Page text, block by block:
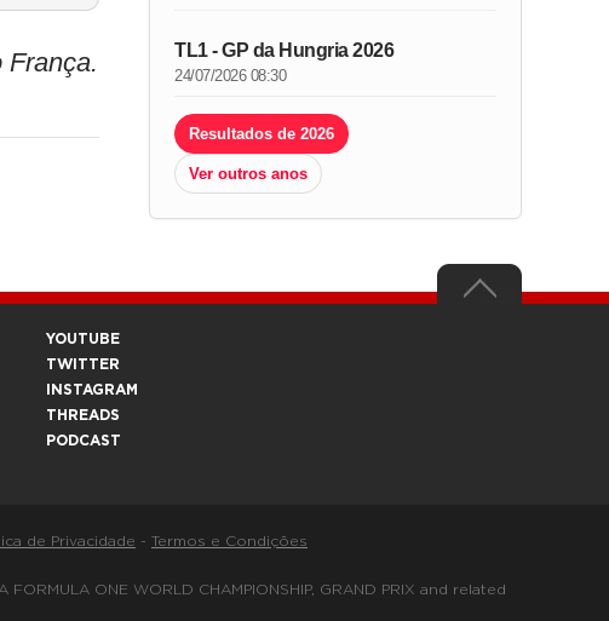
França. TL1 - GP da Hungria 2026
24/07/2026 08:30
Resultados de 2026
Ver outros anos
YOUTUBE
TWITTER
INSTAGRAM
THREADS
PODCAST
de Privacidade - Termos e Condições
ONE WORLD CHAMPIONSHIP, GRAND PRIX and related